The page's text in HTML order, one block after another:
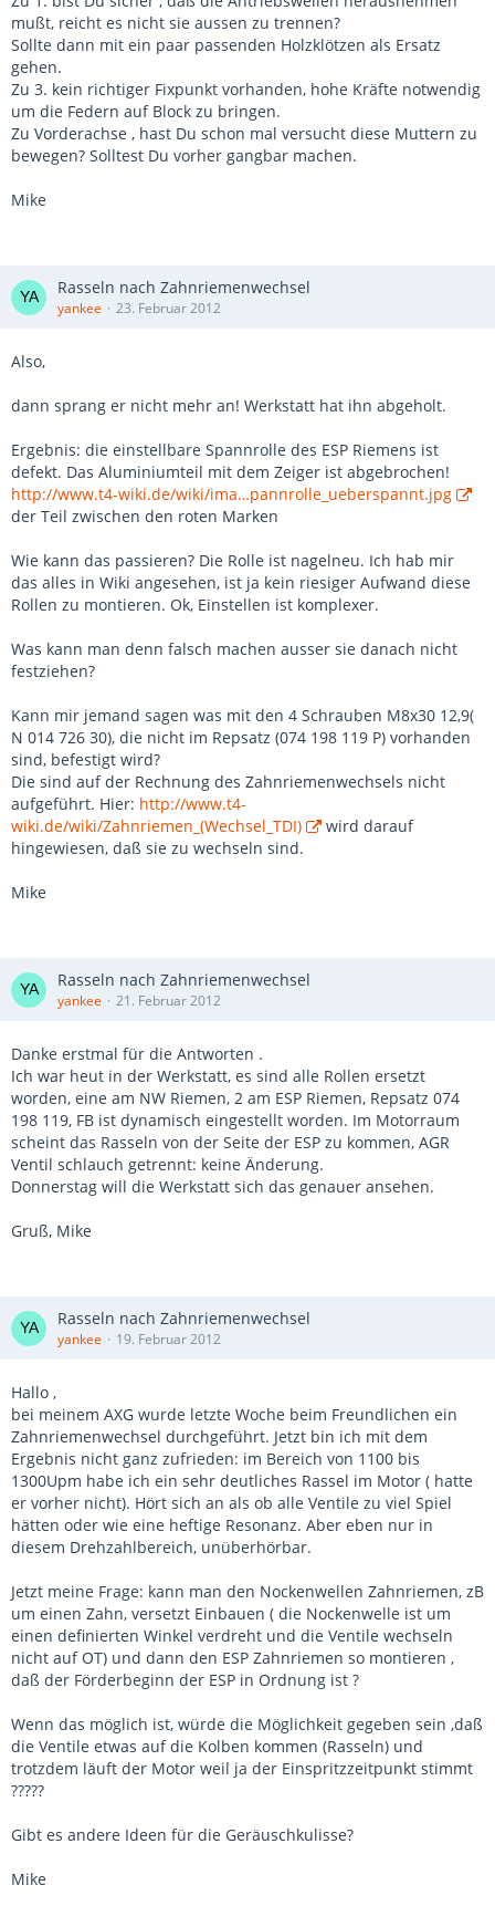
mußt, reicht es nicht sie aussen zu trennen?
Sollte dann mit ein paar passenden Holzklötzen als Ersatz
gehen.
Zu 3. kein richtiger Fixpunkt vorhanden, hohe Kräfte notwendig
um die Federn auf Block zu bringen.
Zu Vorderachse , hast Du schon mal versucht diese Muttern zu
bewegen? Solltest Du vorher gangbar machen.
Mike
Rasseln nach Zahnriemenwechsel
yankee 23. Februar 2012
Also,
dann sprang er nicht mehr an! Werkstatt hat ihn abgeholt.
Ergebnis: die einstellbare Spannrolle des ESP Riemens ist
defekt. Das Aluminiumteil mit dem Zeiger ist abgebrochen!
http://www.t4-wiki.de/wiki/ima…pannrolle_ueberspannt.jpg
der Teil zwischen den roten Marken
Wie kann das passieren? Die Rolle ist nagelneu. Ich hab mir
das alles in Wiki angesehen, ist ja kein riesiger Aufwand diese
Rollen zu montieren. Ok, Einstellen ist komplexer.
Was kann man denn falsch machen ausser sie danach nicht
festziehen?
Kann mir jemand sagen was mit den 4 Schrauben M8x30 12,9(
N 014 726 30), die nicht im Repsatz (074 198 119 P) vorhanden
sind, befestigt wird?
Die sind auf der Rechnung des Zahnriemenwechsels nicht
aufgeführt. Hier: http://www.t4-
wiki.de/wiki/Zahnriemen_(Wechsel_TDI)
wird darauf
hingewiesen, daß sie zu wechseln sind.
Mike
Rasseln nach Zahnriemenwechsel
yankee 21. Februar 2012
Danke erstmal für die Antworten .
Ich war heut in der Werkstatt, es sind alle Rollen ersetzt
worden, eine am NW Riemen, 2 am ESP Riemen, Repsatz 074
198 119, FB ist dynamisch eingestellt worden. Im Motorraum
scheint das Rasseln von der Seite der ESP zu kommen, AGR
Ventil schlauch getrennt: keine Änderung.
Donnerstag will die Werkstatt sich das genauer ansehen.
Gruß, Mike
Rasseln nach Zahnriemenwechsel
yankee 19. Februar 2012
Hallo ,
bei meinem AXG wurde letzte Woche beim Freundlichen ein
Zahnriemenwechsel durchgeführt. Jetzt bin ich mit dem
Ergebnis nicht ganz zufrieden: im Bereich von 1100 bis
1300Upm habe ich ein sehr deutliches Rassel im Motor ( hatte
er vorher nicht). Hört sich an als ob alle Ventile zu viel Spiel
hätten oder wie eine heftige Resonanz. Aber eben nur in
diesem Drehzahlbereich, unüberhörbar.
Jetzt meine Frage: kann man den Nockenwellen Zahnriemen, zB
um einen Zahn, versetzt Einbauen ( die Nockenwelle ist um
einen definierten Winkel verdreht und die Ventile wechseln
nicht auf OT) und dann den ESP Zahnriemen so montieren ,
daß der Förderbeginn der ESP in Ordnung ist ?
Wenn das möglich ist, würde die Möglichkeit gegeben sein ,daß
die Ventile etwas auf die Kolben kommen (Rasseln) und
trotzdem läuft der Motor weil ja der Einspritzzeitpunkt stimmt
?????
Gibt es andere Ideen für die Geräuschkulisse?
Mike